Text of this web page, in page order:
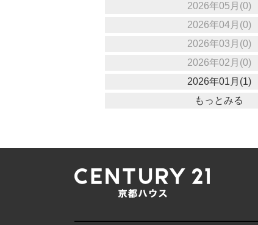
2026年05月(0)
2026年04月(0)
2026年03月(0)
2026年02月(0)
2026年01月(1)
もっとみる